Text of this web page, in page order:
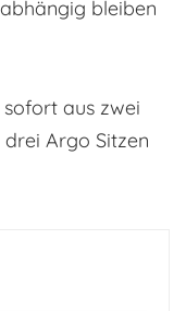
bleiben
aus zwei
drei Argo Sitzen